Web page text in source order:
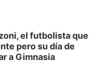
el futbolista que
pero su día de
a Gimnasia